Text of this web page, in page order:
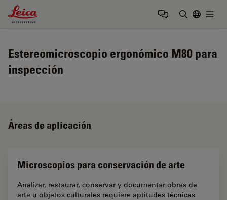
Leica Microsystems Logo
Estereomicroscopio ergonómico M80 para
inspección
Áreas de aplicación
Microscopios para conservación de arte
Analizar, restaurar, conservar y documentar obras de
arte u objetos culturales requiere aptitudes técnicas